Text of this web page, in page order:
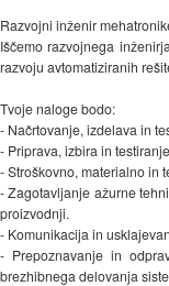
Razvojni inženir
Iščemo razvojnega
razvoju avtomatiziranih
Tvoje naloge bodo:
- Načrtovanje, izdelava in
- Priprava, izbira in
- Stroškovno, materialno in
- Zagotavljanje ažurne
proizvodnji.
- Komunikacija in
- Prepoznavanje in
brezhibnega delovanja